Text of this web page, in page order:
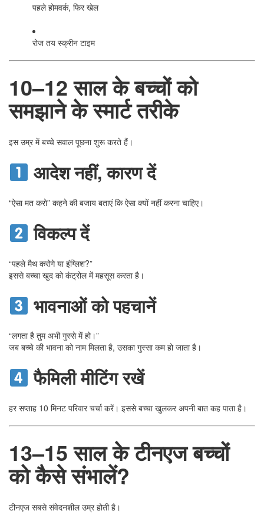
पहले होमवर्क, फिर खेल
रोज तय स्क्रीन टाइम
10–12 साल के बच्चों को
समझाने के स्मार्ट तरीके
इस उम्र में बच्चे सवाल पूछना शुरू करते हैं।
आदेश नहीं, कारण दें
“ऐसा मत करो” कहने की बजाय बताएं कि ऐसा क्यों नहीं करना चाहिए।
विकल्प दें
“पहले मैथ करोगे या इंग्लिश?”
इससे बच्चा खुद को कंट्रोल में महसूस करता है।
भावनाओं को पहचानें
“लगता है तुम अभी गुस्से में हो।”
जब बच्चे की भावना को नाम मिलता है, उसका गुस्सा कम हो जाता है।
फैमिली मीटिंग रखें
हर सप्ताह 10 मिनट परिवार चर्चा करें। इससे बच्चा खुलकर अपनी बात कह पाता है।
13–15 साल के टीनएज बच्चों
को कैसे संभालें?
टीनएज सबसे संवेदनशील उम्र होती है।